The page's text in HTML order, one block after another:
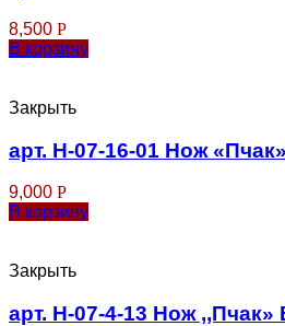
8,500 Р
В корзину
Закрыть
арт. Н-07-16-01 Нож
9,000 Р
В корзину
Закрыть
арт. Н-07-4-13 Нож ,,Пчак»